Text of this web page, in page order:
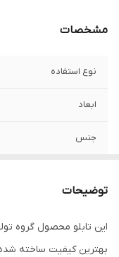
مشخصات
نوع استفاده
ابعاد
جنس
توضیحات
این تابلو محصول گروه
بهترین کیفیت ساخته